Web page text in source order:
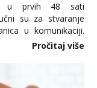
u prvih 48 sati
su za stvaranje
u komunikaciji.
ili intimnih
nije zaslužila to
Pročitaj više